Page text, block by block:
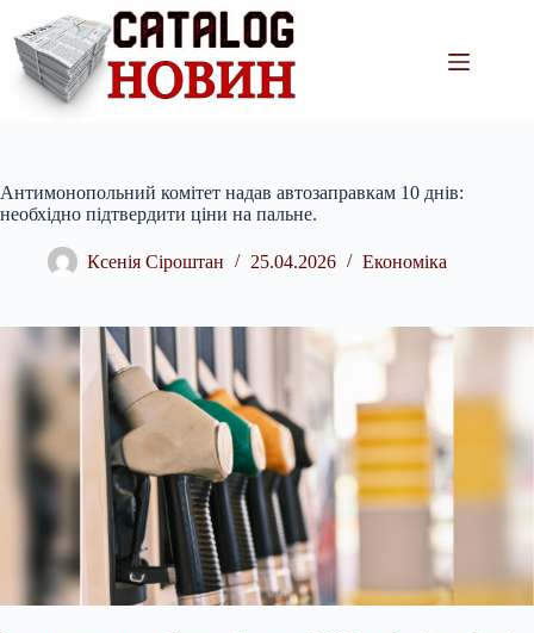
вмісту
Антимонопольний комітет надав автозаправкам 10 днів:
необхідно підтвердити ціни на пальне.
Ксенія Сіроштан 25.04.2026 Економіка